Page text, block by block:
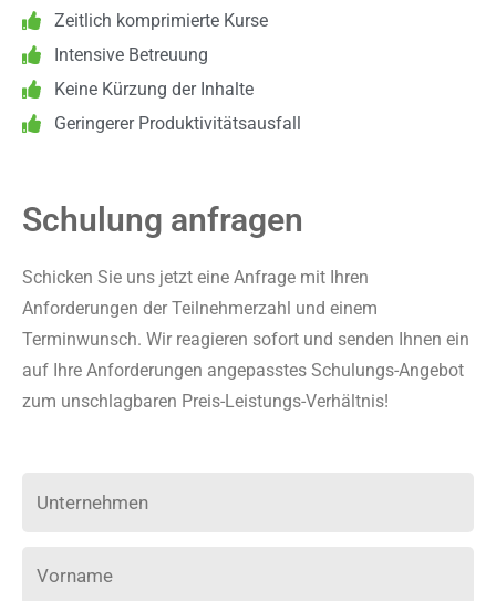
Zeitlich komprimierte Kurse
Intensive Betreuung
Keine Kürzung der Inhalte
Geringerer Produktivitätsausfall
Schulung anfragen
Schicken Sie uns jetzt eine Anfrage mit Ihren
Anforderungen der Teilnehmerzahl und einem
Terminwunsch. Wir reagieren sofort und senden Ihnen ein
auf Ihre Anforderungen angepasstes Schulungs-Angebot
zum unschlagbaren Preis-Leistungs-Verhältnis!